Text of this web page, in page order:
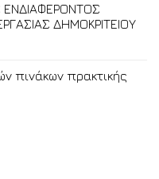
ΔΗΜΟΚΡΙΤΕΙΟΥ
πινάκων πρακτικής